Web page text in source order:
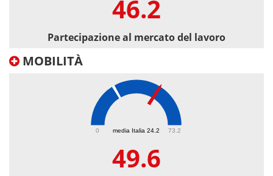
46.2
Partecipazione al mercato del lavoro
MOBILITÀ
media Italia 24.2
0 73.2
49.6